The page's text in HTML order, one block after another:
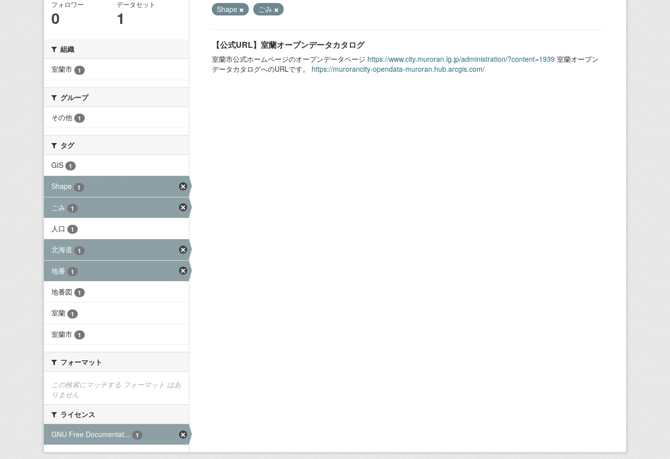
フォロワー
0
データセット
1
組織
室蘭市
1
グループ
その他
1
タグ
GIS
1
Shape 1
ごみ 1
人口 1
北海道 1
地番 1
地番図 1
室蘭 1
室蘭市 1
フォーマット
この検索にマッチする フォーマット はあ
りません
ライセンス
GNU Free Documentat...
1
Shape
ごみ
【公式URL】室蘭オープンデータカタログ
室蘭市公式ホームページのオープンデータページ https://www.city.muroran.lg.jp/administration/?content=1939 室蘭オープン
データカタログへのURLです。 https://murorancity-opendata-muroran.hub.arcgis.com/